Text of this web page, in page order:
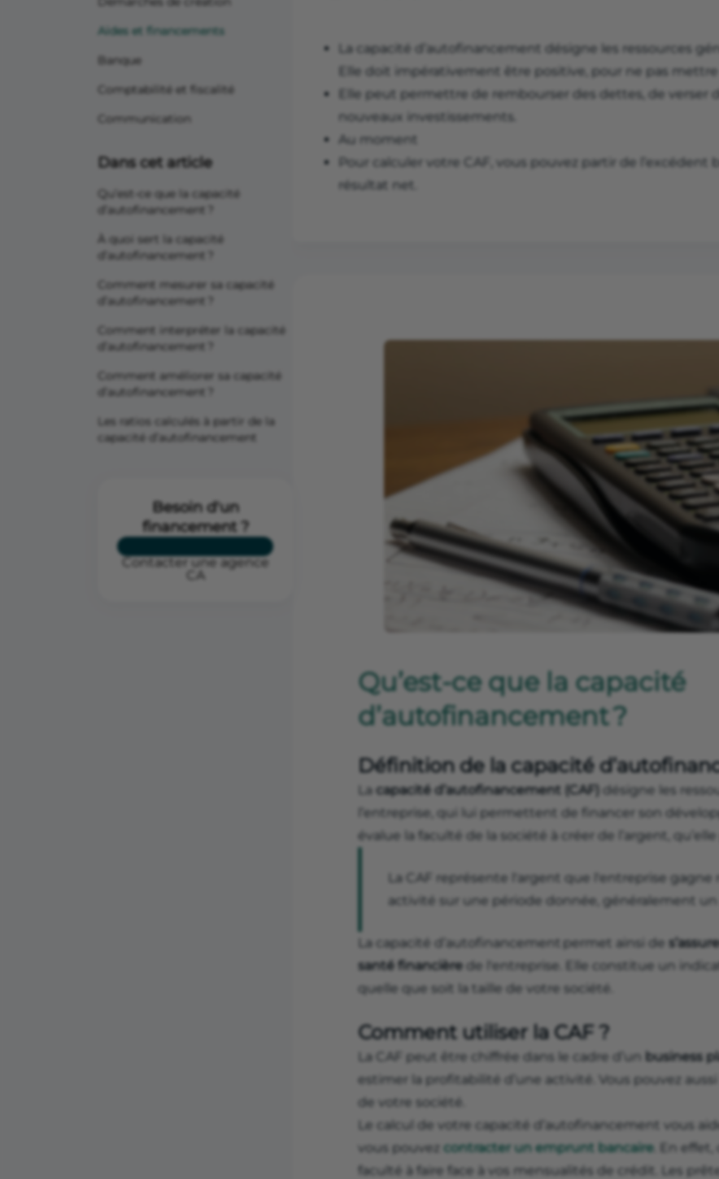
Aides et financements
Banque
Comptabilité et fiscalité
Communication
Dans cet article
Qu’est-ce que la capacité
d’autofinancement ?
À quoi sert la capacité
d’autofinancement ?
Comment mesurer sa capacité
d’autofinancement ?
Comment interpréter la capacité
d’autofinancement ?
Comment améliorer sa capacité
d’autofinancement ?
Les ratios calculés à partir de la
capacité d’autofinancement
Besoin d'un
financement ?
Contacter une agence
CA
La capacité d’autofinancement désigne les ressources
Elle doit impérativement être positive, pour ne pas
Elle peut permettre de rembourser des dettes, de verser
nouveaux investissements.
Au moment
Pour calculer votre CAF, vous pouvez partir de l’excédent
résultat net.
Qu’est-ce que la capacité
d’autofinancement ?
Définition de la capacité
La capacité d’autofinancement (CAF)
désigne les
l’entreprise, qui lui permettent de financer son
évalue la faculté de la société à créer de l’argent,
La CAF représente l'argent que l'entreprise gagne
activité sur une période donnée, généralement un
La capacité d’autofinancement permet ainsi de
santé financière de l'entreprise. Elle constitue un
quelle que soit la taille de votre société.
Comment utiliser la CAF ?
La CAF peut être chiffrée dans le cadre d’un business
estimer la profitabilité d’une activité. Vous pouvez
de votre société.
Le calcul de votre capacité d’autofinancement vous
vous pouvez contracter un emprunt bancaire. En
faculté à faire face à vos mensualités de crédit. Les